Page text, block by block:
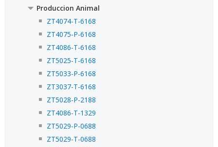
Produccion Animal
ZT4074-T-6168
ZT4075-P-6168
ZT4086-T-6168
ZT5025-T-6168
ZT5033-P-6168
ZT3037-T-6168
ZT5028-P-2188
ZT4086-T-1329
ZT5029-P-0688
ZT5029-T-0688